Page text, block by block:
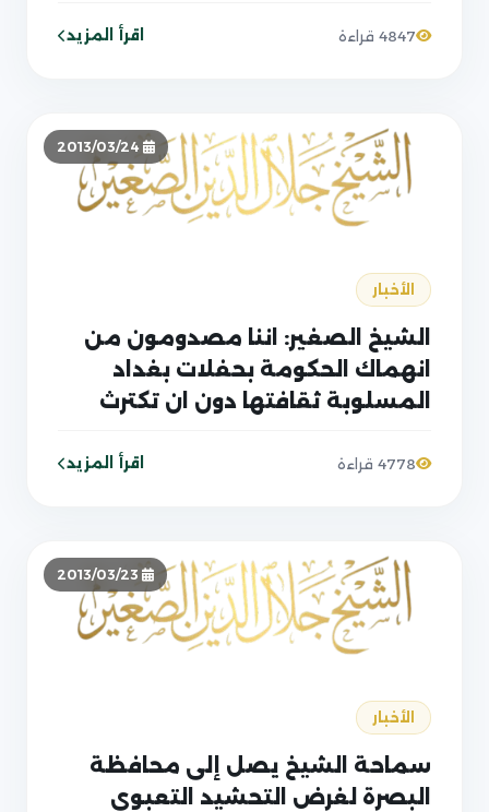
انطلقت فستدك وبلا رجعة براثن
4847 قراءة اقرأ المزيد
الأخبار
الشيخ الصغير: اننا مصدومون من
انهماك الحكومة بحفلات بغداد
المسلوبة ثقافتها دون ان تكترث
4778 قراءة اقرأ المزيد
الأخبار
سماحة الشيخ يصل إلى محافظة
البصرة لغرض التحشيد التعبوي